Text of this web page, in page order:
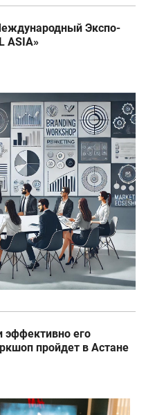
Экспо-
ASIA»
эффективно его
пройдет в Астане